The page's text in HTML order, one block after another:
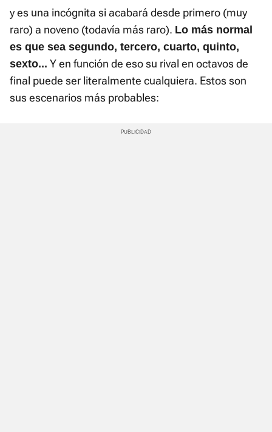
y es una incógnita si acabará desde primero (muy
raro) a noveno (todavía más raro). Lo más normal
es que sea segundo, tercero, cuarto, quinto,
sexto... Y en función de eso su rival en octavos de
final puede ser literalmente cualquiera. Estos son
sus escenarios más probables: